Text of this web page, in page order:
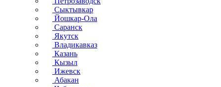
Сыктывкар
Йошкар-Ола
Саранск
Якутск
Владикавказ
Казань
Кызыл
Ижевск
Абакан